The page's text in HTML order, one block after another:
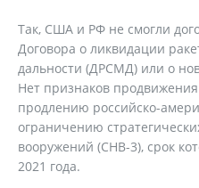
Так, США и РФ не смогли
Договора о ликвидации
дальности (ДРСМД) или о
Нет признаков
продлению российско-
ограничению
вооружений (СНВ-3), срок
2021 года.